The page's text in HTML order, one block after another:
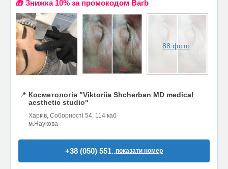
🎁 Знижка 10% за промокодом Barb
88 фото
📍 Косметологія "Viktoriia Shcherban MD medical
aesthetic studio"
Харків, Соборності 54, 114 каб
м.Наукова
+38 (050) 551..показати номер